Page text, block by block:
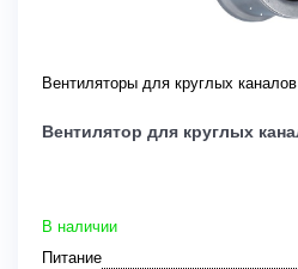
Вентиляторы для круглых каналов
Вентилятор для круглых
В наличии
Питание